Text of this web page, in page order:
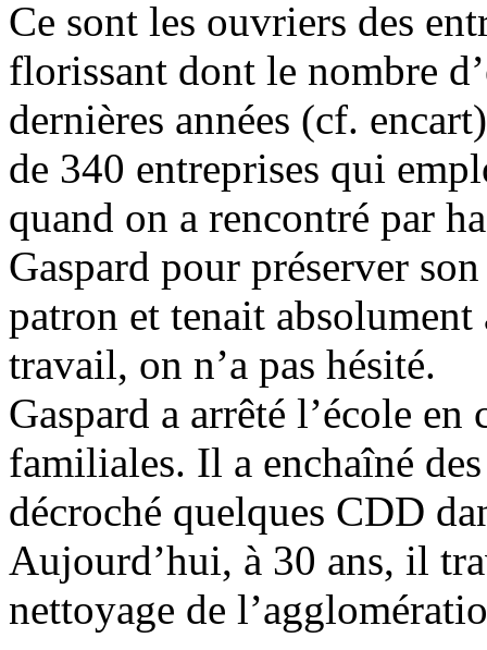
Ce sont les ouvriers des
florissant dont le nombre
dernières années (cf.
de 340 entreprises qui
quand on a rencontré par
Gaspard pour préserver
patron et tenait
travail, on n’a pas hésité.
Gaspard a arrêté l’école
familiales. Il a enchaîné
décroché quelques CDD
Aujourd’hui, à 30 ans, il
nettoyage de